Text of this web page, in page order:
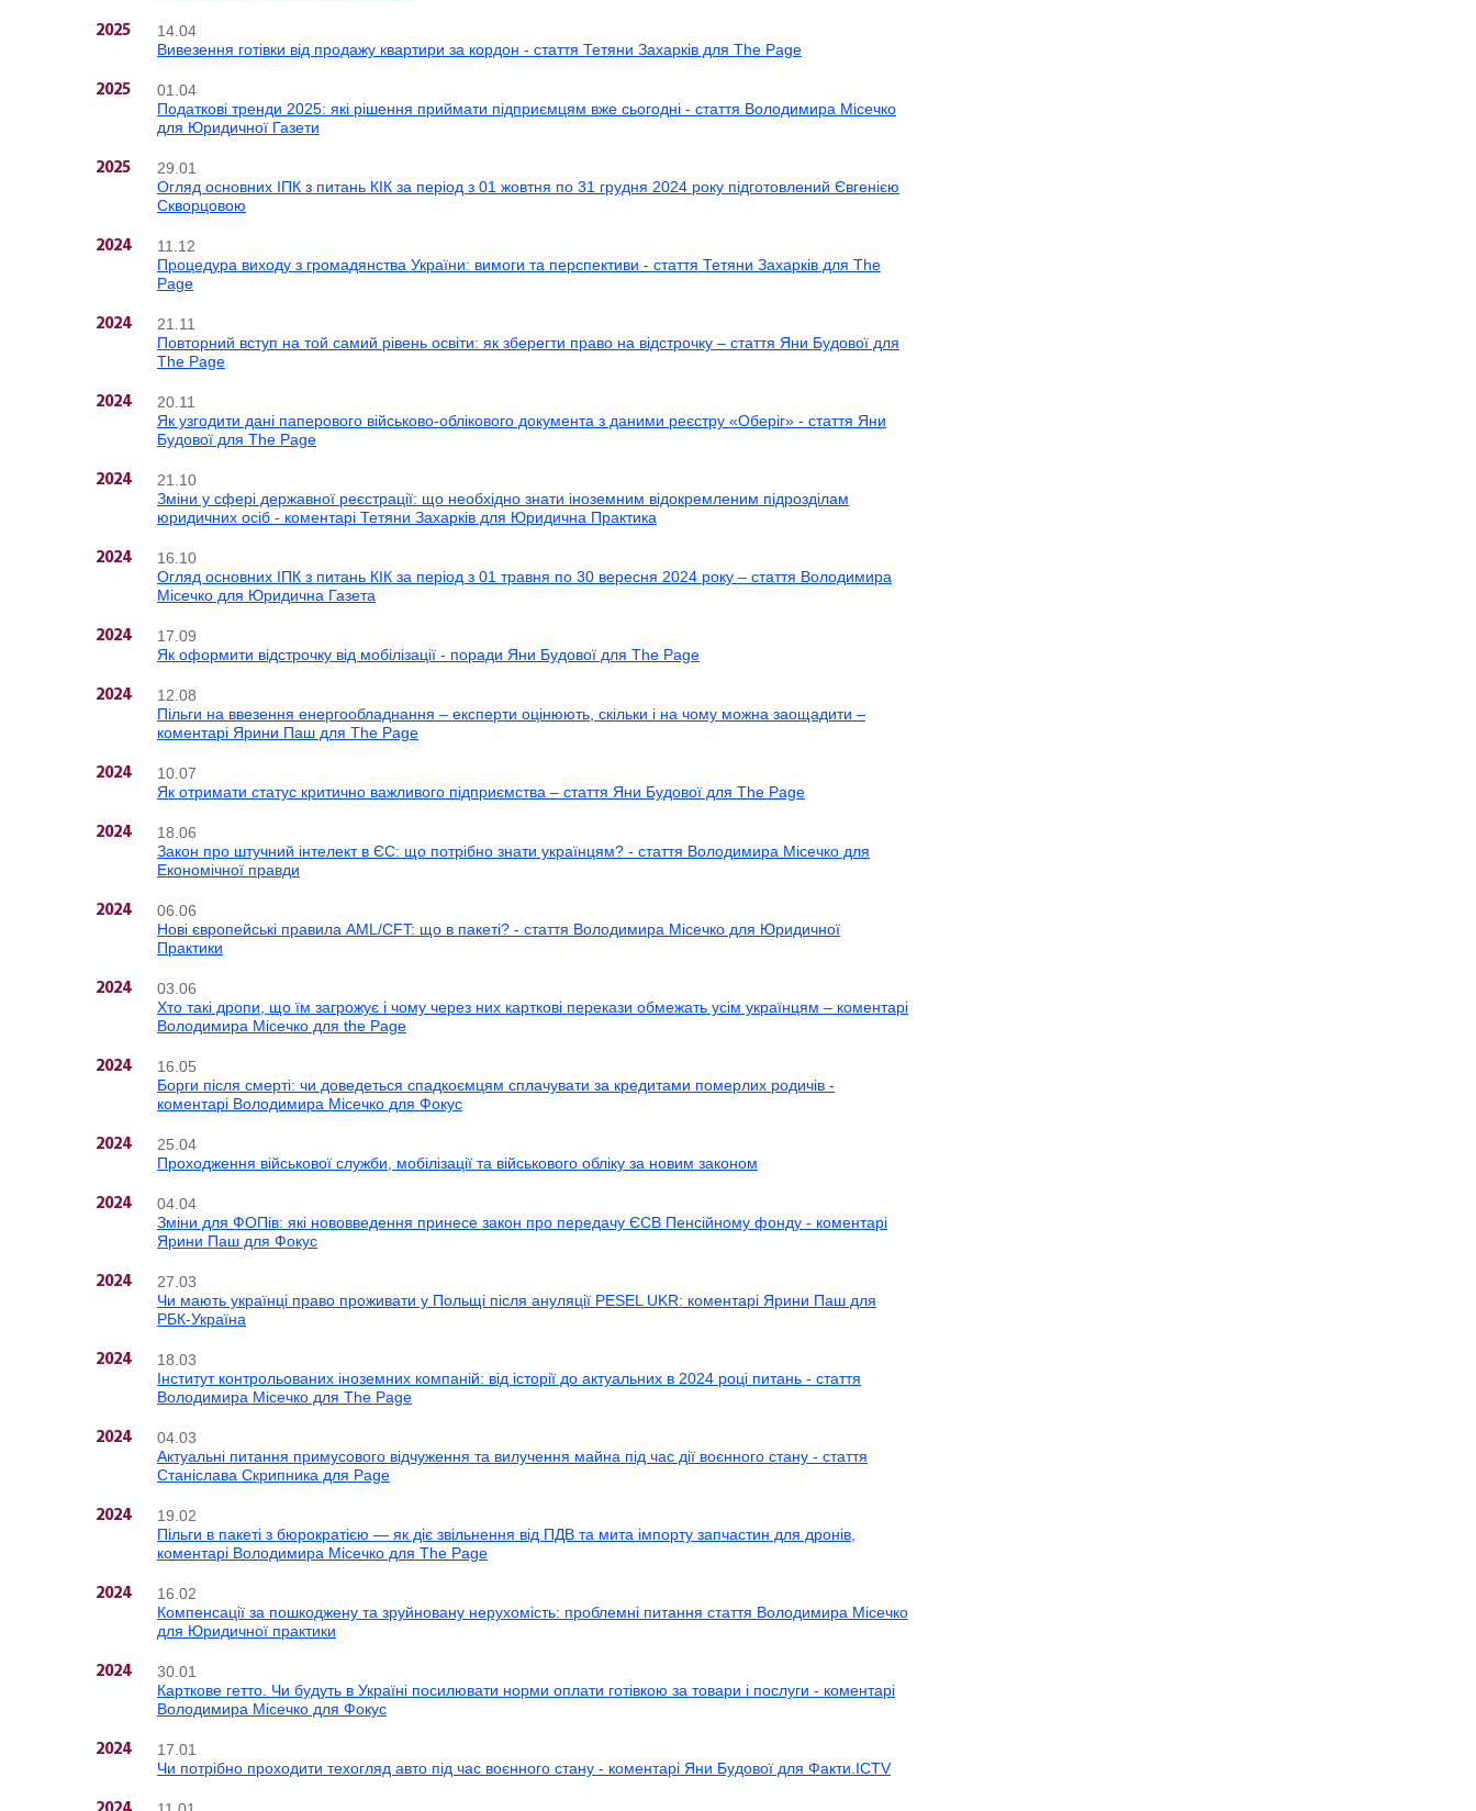
2025
14.04
Вивезення готівки від продажу квартири за кордон - стаття Тетяни Захарків для The Page
2025
01.04
Податкові тренди 2025: які рішення приймати підприємцям вже сьогодні - стаття Володимира Місечко
для Юридичної Газети
2025
29.01
Огляд основних ІПК з питань КІК за період з 01 жовтня по 31 грудня 2024 року підготовлений Євгенією
Скворцовою
2024
11.12
Процедура виходу з громадянства України: вимоги та перспективи - стаття Тетяни Захарків для The
Page
2024
21.11
Повторний вступ на той самий рівень освіти: як зберегти право на відстрочку – стаття Яни Будової для
The Page
2024
20.11
Як узгодити дані паперового військово-облікового документа з даними реєстру «Оберіг» - стаття Яни
Будової для The Page
2024
21.10
Зміни у сфері державної реєстрації: що необхідно знати іноземним відокремленим підрозділам
юридичних осіб - коментарі Тетяни Захарків для Юридична Практика
2024
16.10
Огляд основних ІПК з питань КІК за період з 01 травня по 30 вересня 2024 року – стаття Володимира
Місечко для Юридична Газета
2024
17.09
Як оформити відстрочку від мобілізації - поради Яни Будової для The Page
2024
12.08
Пільги на ввезення енергообладнання – експерти оцінюють, скільки і на чому можна заощадити –
коментарі Ярини Паш для The Page
2024
10.07
Як отримати статус критично важливого підприємства – стаття Яни Будової для The Page
2024
18.06
Закон про штучний інтелект в ЄС: що потрібно знати українцям? - стаття Володимира Місечко для
Економічної правди
2024
06.06
Нові європейські правила AML/CFT: що в пакеті? - стаття Володимира Місечко для Юридичної
Практики
2024
03.06
Хто такі дропи, що їм загрожує і чому через них карткові перекази обмежать усім українцям – коментарі
Володимира Місечко для the Page
2024
16.05
Борги після смерті: чи доведеться спадкоємцям сплачувати за кредитами померлих родичів -
коментарі Володимира Місечко для Фокус
2024
25.04
Проходження військової служби, мобілізації та військового обліку за новим законом
2024
04.04
Зміни для ФОПів: які нововведення принесе закон про передачу ЄСВ Пенсійному фонду - коментарі
Ярини Паш для Фокус
2024
27.03
Чи мають українці право проживати у Польщі після ануляції PESEL UKR: коментарі Ярини Паш для
РБК-Україна
2024
18.03
Інститут контрольованих іноземних компаній: від історії до актуальних в 2024 році питань - стаття
Володимира Місечко для The Page
2024
04.03
Актуальні питання примусового відчуження та вилучення майна під час дії воєнного стану - стаття
Станіслава Скрипника для Page
2024
19.02
Пільги в пакеті з бюрократією — як діє звільнення від ПДВ та мита імпорту запчастин для дронів,
коментарі Володимира Місечко для The Page
2024
16.02
Компенсації за пошкоджену та зруйновану нерухомість: проблемні питання стаття Володимира Місечко
для Юридичної практики
2024
30.01
Карткове гетто. Чи будуть в Україні посилювати норми оплати готівкою за товари і послуги - коментарі
Володимира Місечко для Фокус
2024
17.01
Чи потрібно проходити техогляд авто під час воєнного стану - коментарі Яни Будової для Факти.ICTV